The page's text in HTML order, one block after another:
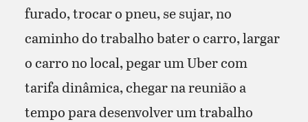
furado, trocar o pneu, se sujar, no
caminho do trabalho bater o carro, largar
o carro no local, pegar um Uber com
tarifa dinâmica, chegar na reunião a
tempo para desenvolver um trabalho